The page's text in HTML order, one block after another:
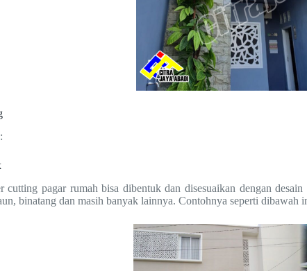
cutting pagar rumah bisa dibentuk dan disesuaikan dengan
binatang dan masih banyak lainnya. Contohnya seperti dibawah